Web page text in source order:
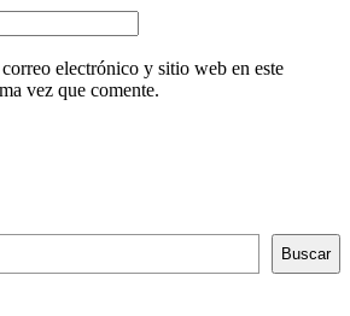
electrónico y sitio web en este
vez que comente.
Buscar